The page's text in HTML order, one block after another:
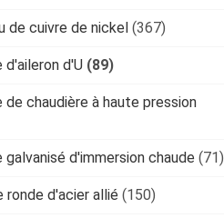
de cuivre de nickel (367)
d'aileron d'U (89)
de chaudière à haute pression
galvanisé d'immersion chaude (71)
ronde d'acier allié (150)